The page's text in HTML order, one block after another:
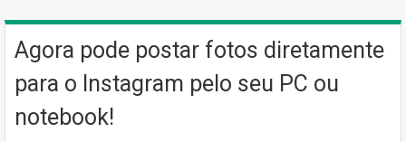
Agora pode postar fotos diretamente
para o Instagram pelo seu PC ou
notebook!